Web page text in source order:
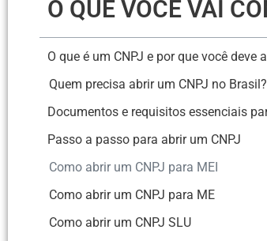
O QUE VOCÊ VAI
O que é um CNPJ e por que você deve
Quem precisa abrir um CNPJ no Brasil?
Documentos e requisitos essenciais
Passo a passo para abrir um CNPJ
Como abrir um CNPJ para MEI
Como abrir um CNPJ para ME
Como abrir um CNPJ SLU